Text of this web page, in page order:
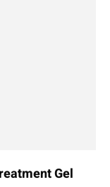
Gel